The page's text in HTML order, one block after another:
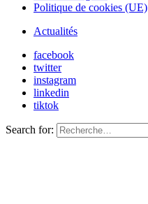
Politique de cookies (UE)
Actualités
facebook
twitter
instagram
linkedin
tiktok
Search for: